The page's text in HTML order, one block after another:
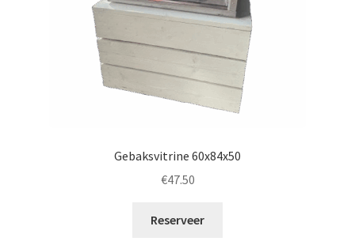
Gebaksvitrine 60x84x50
€47.50
Reserveer